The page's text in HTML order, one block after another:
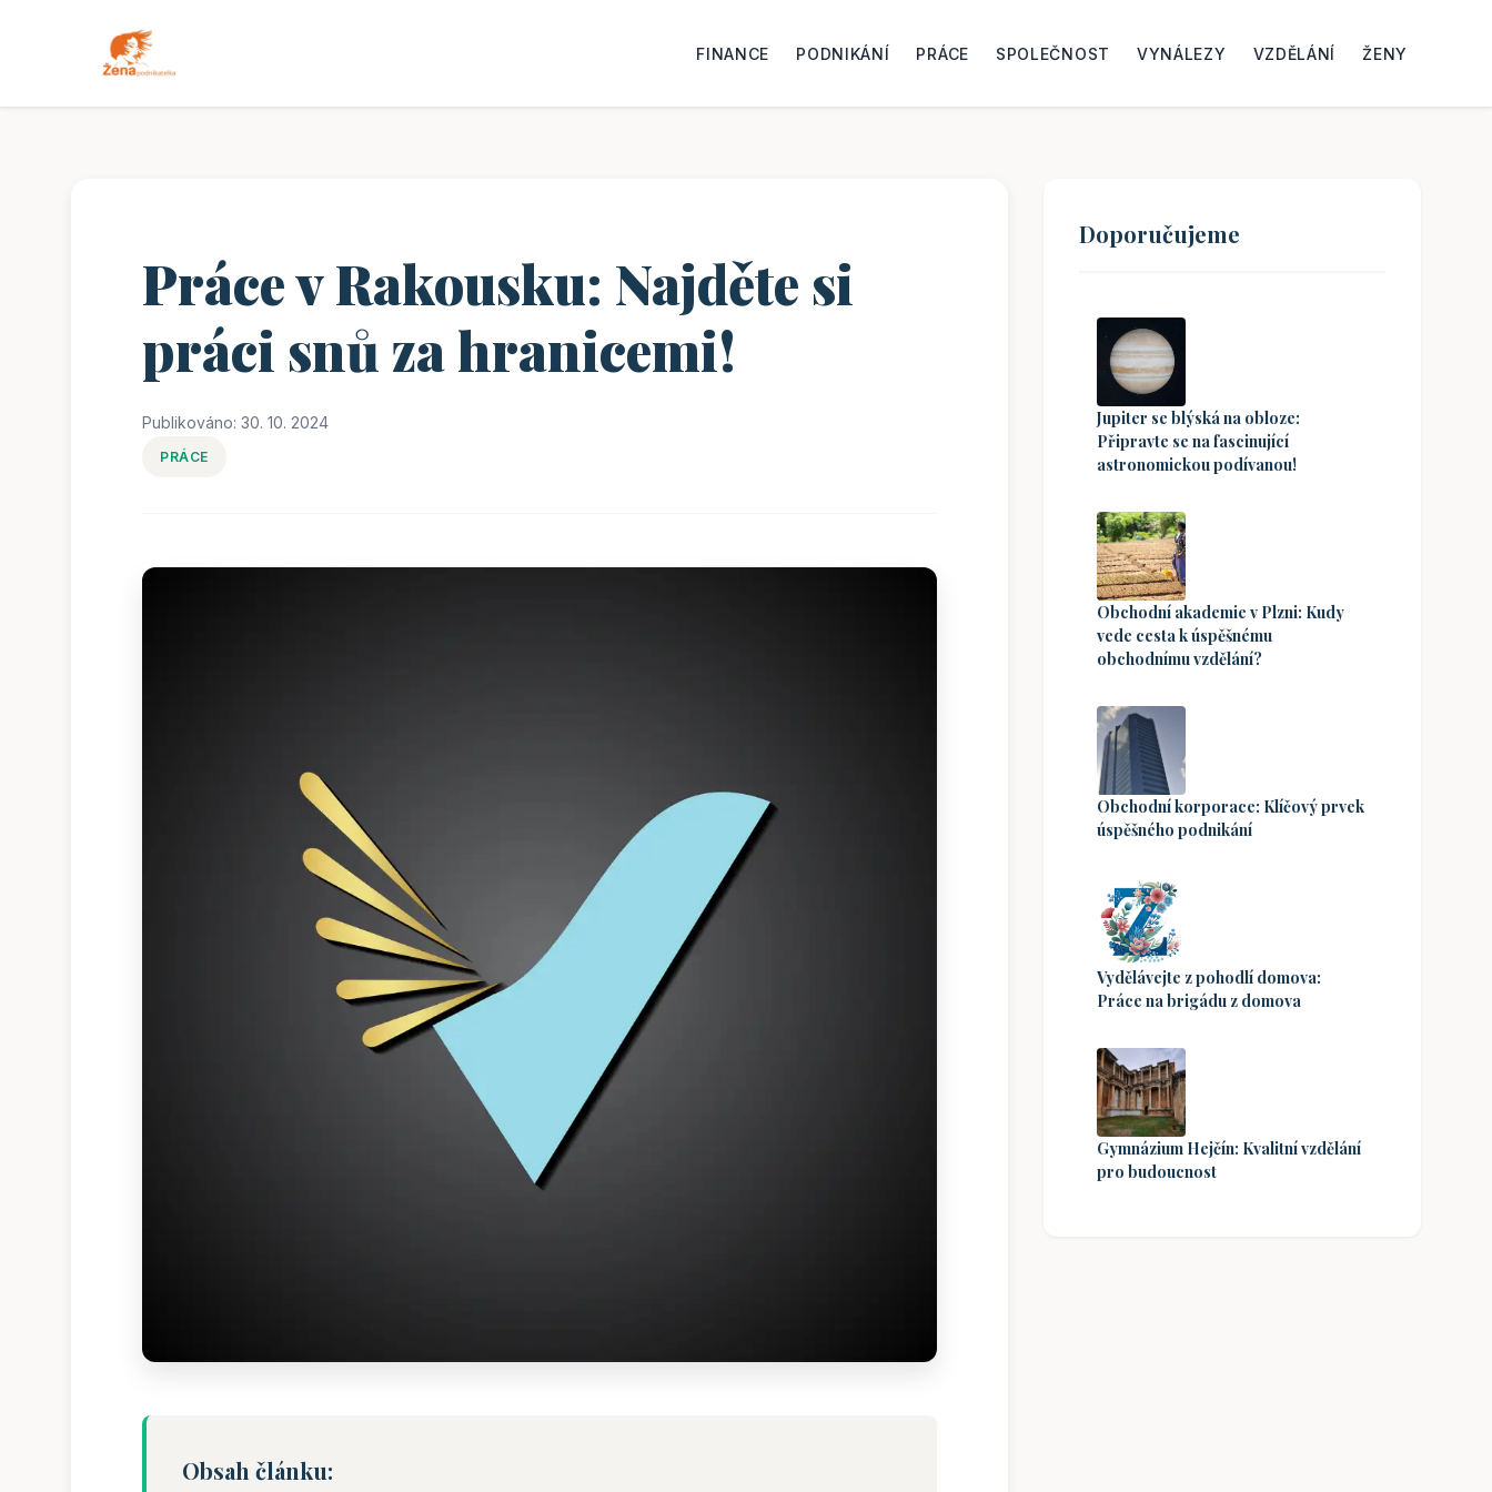
FINANCE PODNIKÁNÍ PRÁCE SPOLEČNOST VYNÁLEZY VZDĚLÁNÍ ŽENY
Práce v Rakousku: Najděte si
práci snů za hranicemi!
Publikováno: 30. 10. 2024
PRÁCE
Obsah článku:
Doporučujeme
Jupiter se blýská na obloze:
Připravte se na fascinující
astronomickou podívanou!
Obchodní akademie v Plzni: Kudy
vede cesta k úspěšnému
obchodnímu vzdělání?
Obchodní korporace: Klíčový prvek
úspěšného podnikání
Vydělávejte z pohodlí domova:
Práce na brigádu z domova
Gymnázium Hejčín: Kvalitní vzdělání
pro budoucnost